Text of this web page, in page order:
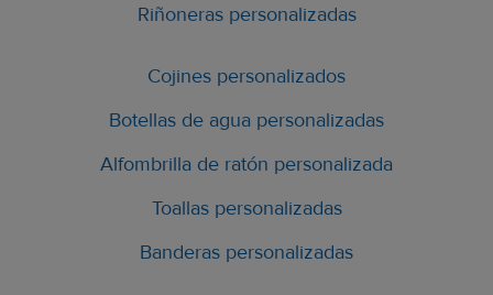
Riñoneras personalizadas
Cojines personalizados
Botellas de agua personalizadas
Alfombrilla de ratón personalizada
Toallas personalizadas
Banderas personalizadas